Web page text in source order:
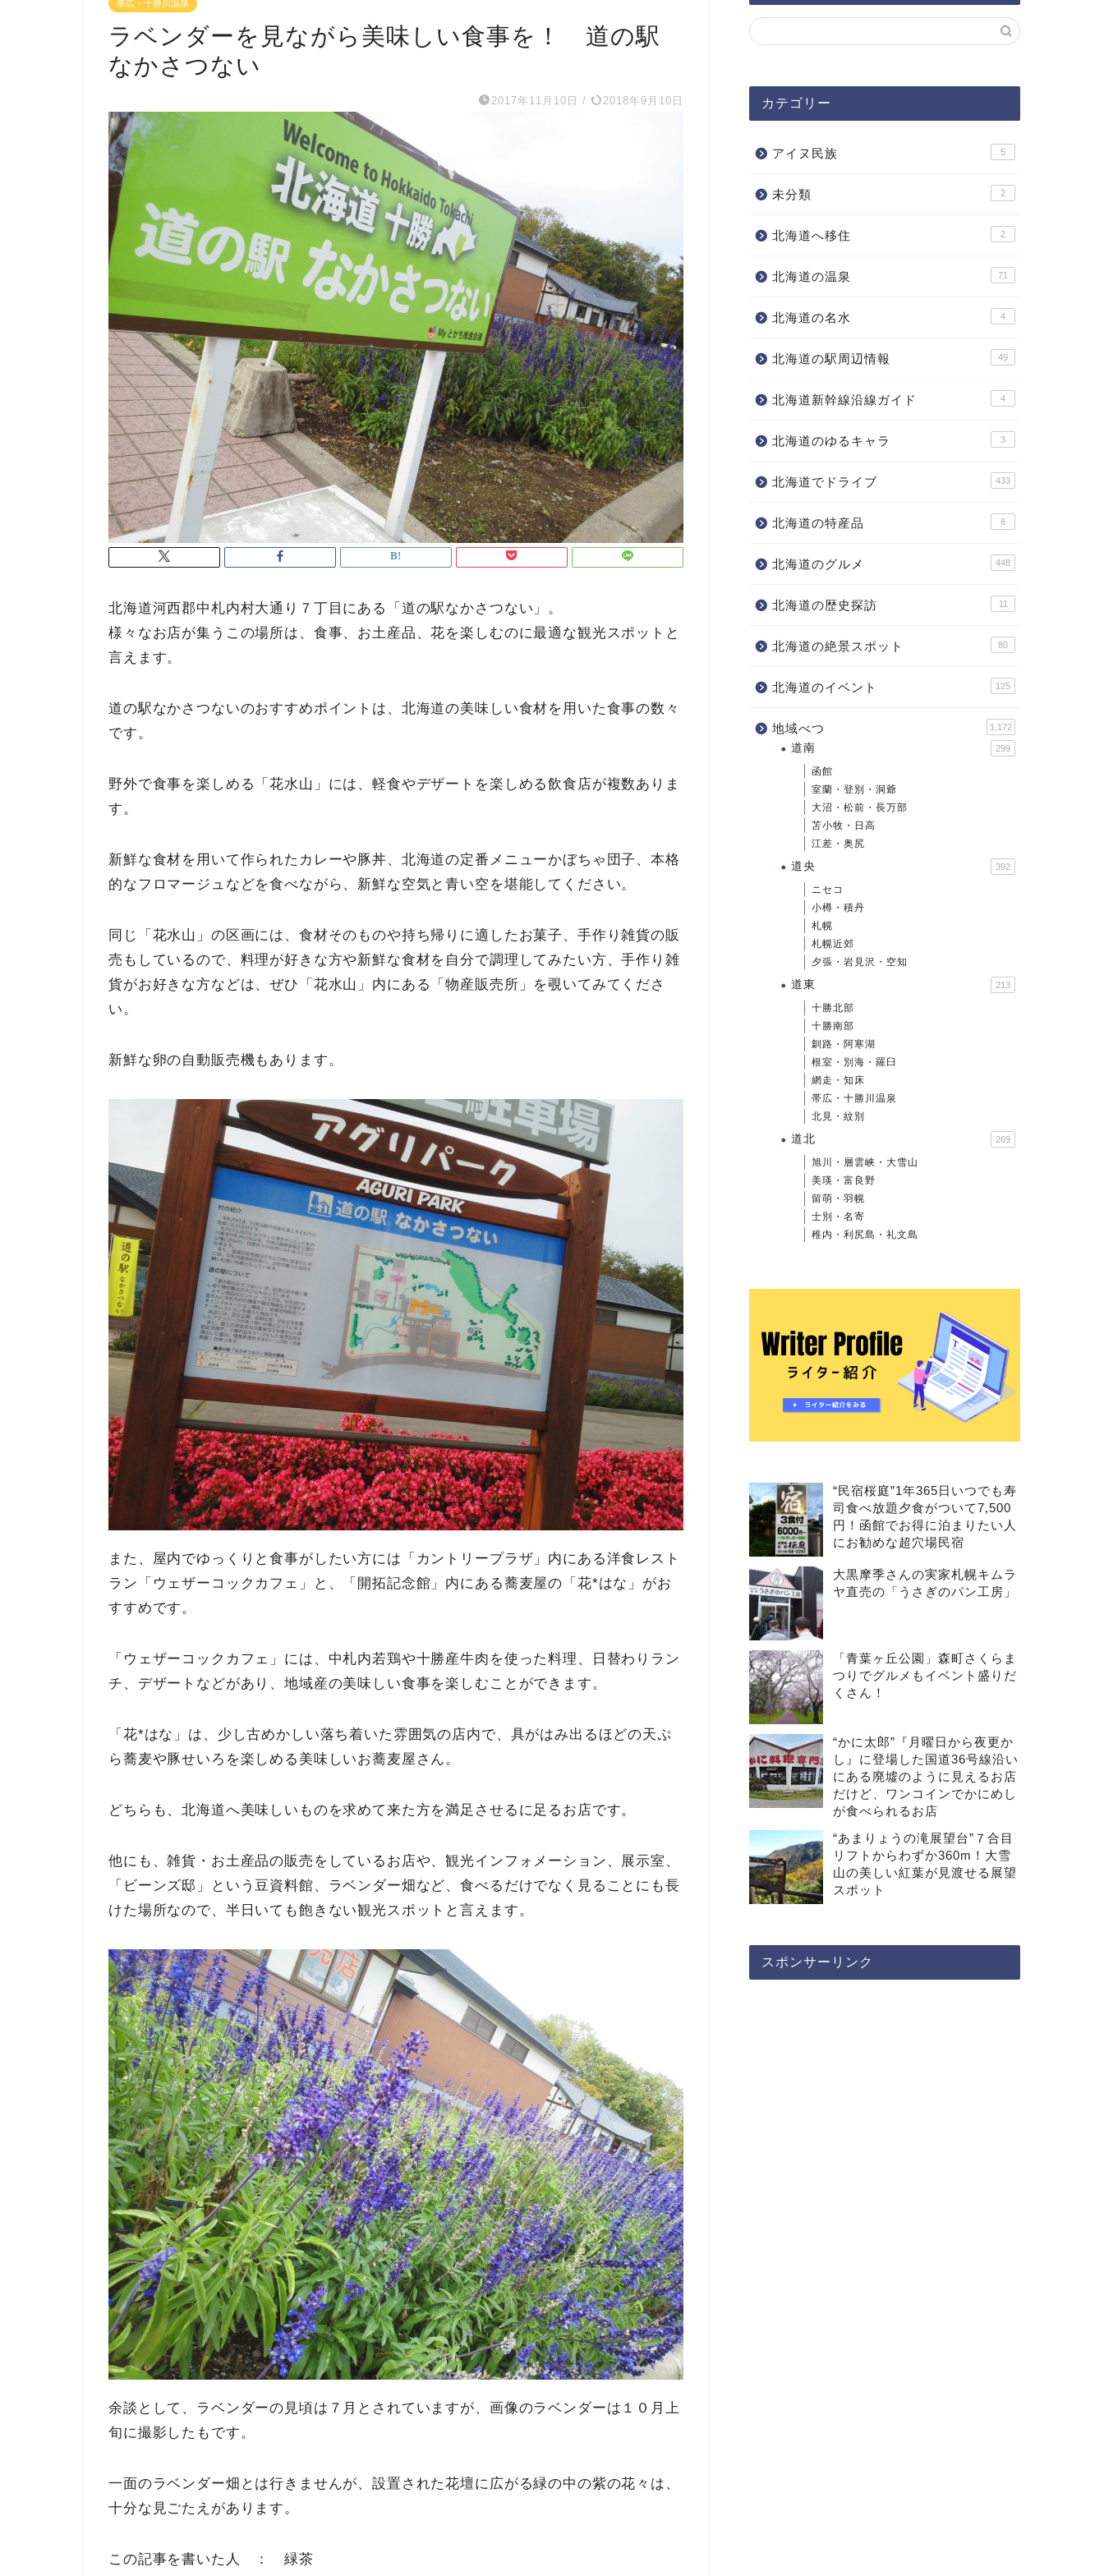
帯広・十勝川温泉
ラベンダーを見ながら美味しい食事を！ 道の駅
なかさつない
2017年11月10日 / 2018年9月10日
北海道河西郡中札内村大通り７丁目にある「道の駅なかさつない」。
様々なお店が集うこの場所は、食事、お土産品、花を楽しむのに最適な観光スポットと
言えます。
道の駅なかさつないのおすすめポイントは、北海道の美味しい食材を用いた食事の数々
です。
野外で食事を楽しめる「花水山」には、軽食やデザートを楽しめる飲食店が複数ありま
す。
新鮮な食材を用いて作られたカレーや豚丼、北海道の定番メニューかぼちゃ団子、本格
的なフロマージュなどを食べながら、新鮮な空気と青い空を堪能してください。
同じ「花水山」の区画には、食材そのものや持ち帰りに適したお菓子、手作り雑貨の販
売もしているので、料理が好きな方や新鮮な食材を自分で調理してみたい方、手作り雑
貨がお好きな方などは、ぜひ「花水山」内にある「物産販売所」を覗いてみてくださ
い。
新鮮な卵の自動販売機もあります。
また、屋内でゆっくりと食事がしたい方には「カントリープラザ」内にある洋食レスト
ラン「ウェザーコックカフェ」と、「開拓記念館」内にある蕎麦屋の「花*はな」がお
すすめです。
「ウェザーコックカフェ」には、中札内若鶏や十勝産牛肉を使った料理、日替わりラン
チ、デザートなどがあり、地域産の美味しい食事を楽しむことができます。
「花*はな」は、少し古めかしい落ち着いた雰囲気の店内で、具がはみ出るほどの天ぷ
ら蕎麦や豚せいろを楽しめる美味しいお蕎麦屋さん。
どちらも、北海道へ美味しいものを求めて来た方を満足させるに足るお店です。
他にも、雑貨・お土産品の販売をしているお店や、観光インフォメーション、展示室、
「ビーンズ邸」という豆資料館、ラベンダー畑など、食べるだけでなく見ることにも長
けた場所なので、半日いても飽きない観光スポットと言えます。
余談として、ラベンダーの見頃は７月とされていますが、画像のラベンダーは１０月上
旬に撮影したもです。
一面のラベンダー畑とは行きませんが、設置された花壇に広がる緑の中の紫の花々は、
十分な見ごたえがあります。
この記事を書いた人 ： 緑茶
カテゴリー
アイヌ民族 5
未分類 2
北海道へ移住 2
北海道の温泉 71
北海道の名水 4
北海道の駅周辺情報 49
北海道新幹線沿線ガイド 4
北海道のゆるキャラ 3
北海道でドライブ 433
北海道の特産品 8
北海道のグルメ 448
北海道の歴史探訪 11
北海道の絶景スポット 80
北海道のイベント 125
地域べつ 1,172
道南 299
函館
室蘭・登別・洞爺
大沼・松前・長万部
苫小牧・日高
江差・奥尻
道央 392
ニセコ
小樽・積丹
札幌
札幌近郊
夕張・岩見沢・空知
道東 213
十勝北部
十勝南部
釧路・阿寒湖
根室・別海・羅臼
網走・知床
帯広・十勝川温泉
北見・紋別
道北 269
旭川・層雲峡・大雪山
美瑛・富良野
留萌・羽幌
士別・名寄
稚内・利尻島・礼文島
“民宿桜庭”1年365日いつでも寿
司食べ放題夕食がついて7,500
円！函館でお得に泊まりたい人
にお勧めな超穴場民宿
大黒摩季さんの実家札幌キムラ
ヤ直売の「うさぎのパン工房」
「青葉ヶ丘公園」森町さくらま
つりでグルメもイベント盛りだ
くさん！
“かに太郎”『月曜日から夜更か
し』に登場した国道36号線沿い
にある廃墟のように見えるお店
だけど、ワンコインでかにめし
が食べられるお店
“あまりょうの滝展望台”７合目
リフトからわずか360m！大雪
山の美しい紅葉が見渡せる展望
スポット
スポンサーリンク